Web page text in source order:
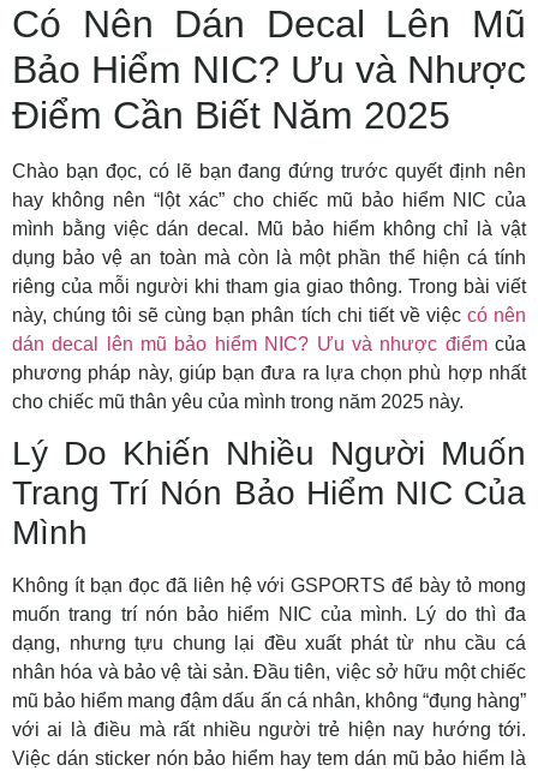
Có Nên Dán Decal Lên Mũ
Bảo Hiểm NIC? Ưu và Nhược
Điểm Cần Biết Năm 2025
Chào bạn đọc, có lẽ bạn đang đứng trước quyết định nên
hay không nên “lột xác” cho chiếc mũ bảo hiểm NIC của
mình bằng việc dán decal. Mũ bảo hiểm không chỉ là vật
dụng bảo vệ an toàn mà còn là một phần thể hiện cá tính
riêng của mỗi người khi tham gia giao thông. Trong bài viết
này, chúng tôi sẽ cùng bạn phân tích chi tiết về việc có nên
dán decal lên mũ bảo hiểm NIC? Ưu và nhược điểmcủa
phương pháp này, giúp bạn đưa ra lựa chọn phù hợp nhất
cho chiếc mũ thân yêu của mình trong năm 2025 này.
Lý Do Khiến Nhiều Người Muốn
Trang Trí Nón Bảo Hiểm NIC Của
Mình
Không ít bạn đọc đã liên hệ với GSPORTS để bày tỏ mong
muốntrang trí nón bảo hiểm NIC của mình. Lý do thì đa
dạng, nhưng tựu chung lại đều xuất phát từ nhu cầu cá
nhân hóa và bảo vệ tài sản. Đầu tiên, việc sở hữu một chiếc
mũ bảo hiểm mang đậm dấu ấn cá nhân, không “đụng hàng”
với ai là điều mà rất nhiều người trẻ hiện nay hướng tới.
Việc dán sticker nón bảo hiểm hay tem dán mũ bảo hiểm là